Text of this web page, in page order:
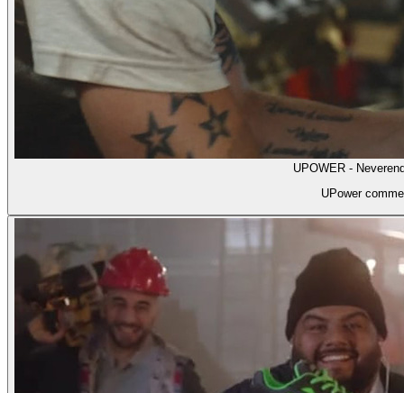
UPOWER -
UPower